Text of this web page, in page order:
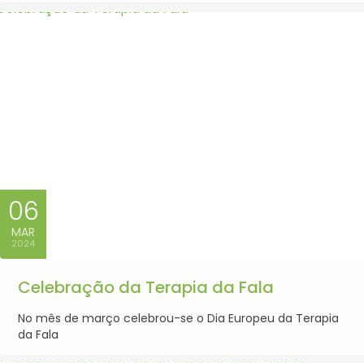
06
MAR
2024
Celebração da Terapia da Fala
No mês de março celebrou-se o Dia Europeu da Terapia
da Fala